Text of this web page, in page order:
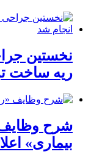
نخستین
ریه ساخت
شرح وظایف
بیماری»